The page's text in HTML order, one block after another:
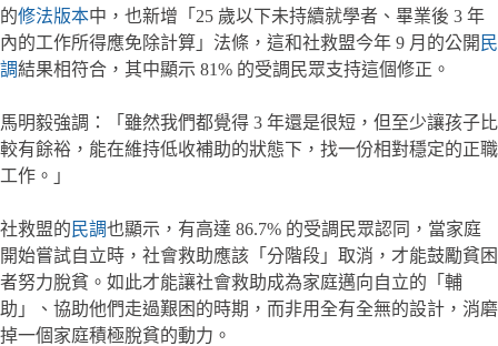
的修法版本中，也新增「25 歲以下未持續就學者、畢業後 3 年
內的工作所得應免除計算」法條，這和社救盟今年 9 月的公開 民
調結果相符合，其中顯示 81% 的受調民眾支持這個修正。
馬明毅強調：「雖然我們都覺得 3 年還是很短，但至少讓孩子比
較有餘裕，能在維持低收補助的狀態下，找一份相對穩定的正職
工作。」
社救盟的 民調也顯示，有高達 86.7% 的受調民眾認同，當家庭
開始嘗試自立時，社會救助應該「分階段」取消，才能鼓勵貧困
者努力脫貧。如此才能讓社會救助成為家庭邁向自立的「輔
助」、協助他們走過艱困的時期，而非用全有全無的設計，消磨
掉一個家庭積極脫貧的動力。